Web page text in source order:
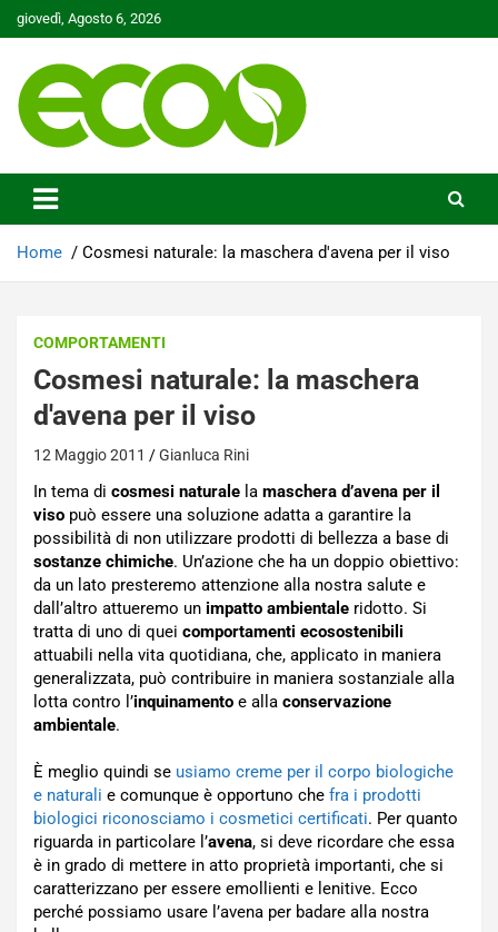
Skip
to
giovedì, Agosto 6, 2026
Ecoo.it
Home Cosmesi naturale: la maschera d'avena per il viso
COMPORTAMENTI
Cosmesi naturale: la maschera
d'avena per il viso
12 Maggio 2011 Gianluca Rini
In tema di cosmesi naturale la maschera d’avena per il
viso può essere una soluzione adatta a garantire la
possibilità di non utilizzare prodotti di bellezza a base di
sostanze chimiche. Un’azione che ha un doppio obiettivo:
da un lato presteremo attenzione alla nostra salute e
dall’altro attueremo un impatto ambientale ridotto. Si
tratta di uno di quei comportamenti ecosostenibili
attuabili nella vita quotidiana, che, applicato in maniera
generalizzata, può contribuire in maniera sostanziale alla
lotta contro l’inquinamento e alla conservazione
ambientale.
È meglio quindi se usiamo creme per il corpo biologiche
e naturali e comunque è opportuno che fra i prodotti
biologici riconosciamo i cosmetici certificati. Per quanto
riguarda in particolare l’avena, si deve ricordare che essa
è in grado di mettere in atto proprietà importanti, che si
caratterizzano per essere emollienti e lenitive. Ecco
perché possiamo usare l’avena per badare alla nostra